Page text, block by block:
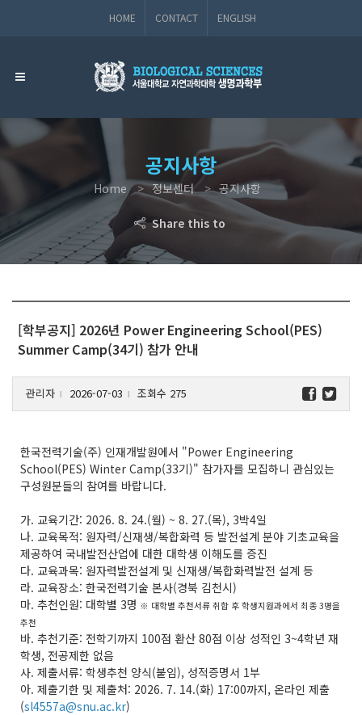
HOME CONTACT ENGLISH
공지사항
Home 정보센터 공지사항
Share this to
[학부공지] 2026년 Power Engineering School(PES)
Summer Camp(34기) 참가 안내
관리자 l 2026-07-03 l 조회수 275
한국전력기술(주) 인재개발원에서 "Power Engineering
School(PES) Winter Camp(33기)" 참가자를 모집하니 관심있는
구성원분들의 참여를 바랍니다.
가. 교육기간: 2026. 8. 24.(월) ~ 8. 27.(목), 3박4일
나. 교육목적: 원자력/신재생/복합화력 등 발전설계 분야 기초교육을
제공하여 국내발전산업에 대한 대학생 이해도를 증진
다. 교육과목: 원자력발전설계 및 신재생/복합화력발전 설계 등
라. 교육장소: 한국전력기술 본사(경북 김천시)
마. 추천인원: 대학별 3명 ※ 대학별 추천서류 취합 후 학생지원과에서 최종 3명을
추천
바. 추천기준: 전학기까지 100점 환산 80점 이상 성적인 3~4학년 재
학생, 전공제한 없음
사. 제출서류: 학생추천 양식(붙임), 성적증명서 1부
아. 제출기한 및 제출처: 2026. 7. 14.(화) 17:00까지, 온라인 제출
(sl4557a@snu.ac.kr)